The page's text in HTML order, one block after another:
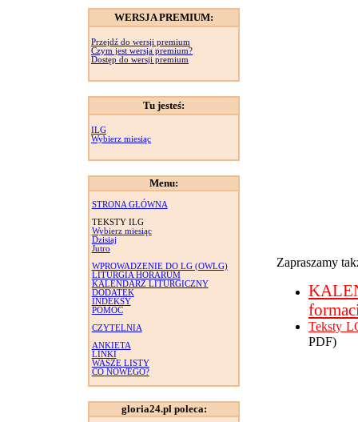
WERSJA PREMIUM:
Przejdź do wersji premium
Czym jest wersja premium?
Dostęp do wersji premium
Tu jesteś:
ILG
Wybierz miesiąc
Menu:
STRONA GŁÓWNA
TEKSTY ILG
Wybierz miesiąc
Dzisiaj
Jutro
WPROWADZENIE DO LG (OWLG)
LITURGIA HORARUM
KALENDARZ LITURGICZNY
DODATEK
INDEKSY
POMOC
CZYTELNIA
ANKIETA
LINKI
WASZE LISTY
CO NOWEGO?
gloria24.pl poleca:
Zapraszamy
Teksty
PDF)